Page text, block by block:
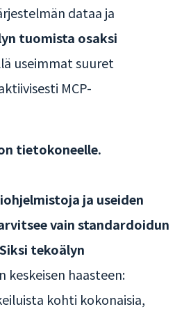
dataa ja
tuomista osaksi
useimmat suuret
MCP-
tietokoneelle.
ja useiden
vain standardoidun
tekoälyn
keskeisen haasteen:
kohti kokonaisia,